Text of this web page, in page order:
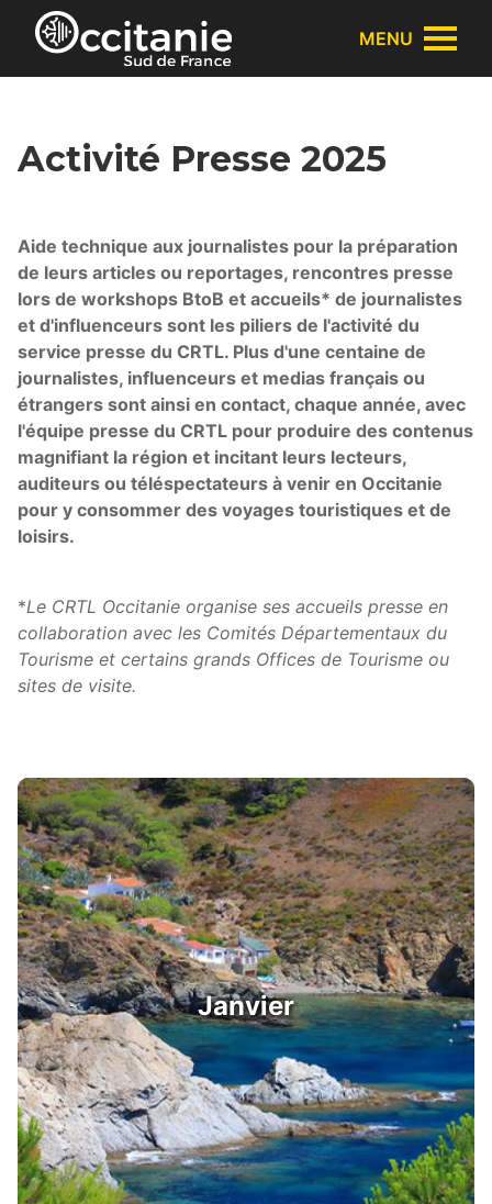
Panneau de gestion des cookies
MENU
Activité Presse 2025
Aide technique aux journalistes pour la préparation
de leurs articles ou reportages, rencontres presse
lors de workshops BtoB et accueils* de journalistes
et d'influenceurs sont les piliers de l'activité du
service presse du CRTL. Plus d'une centaine de
journalistes, influenceurs et medias français ou
étrangers sont ainsi en contact, chaque année, avec
l'équipe presse du CRTL pour produire des contenus
magnifiant la région et incitant leurs lecteurs,
auditeurs ou téléspectateurs à venir en Occitanie
pour y consommer des voyages touristiques et de
loisirs.
*Le CRTL Occitanie organise ses accueils presse en
collaboration avec les Comités Départementaux du
Tourisme et certains grands Offices de Tourisme ou
sites de visite.
Janvier